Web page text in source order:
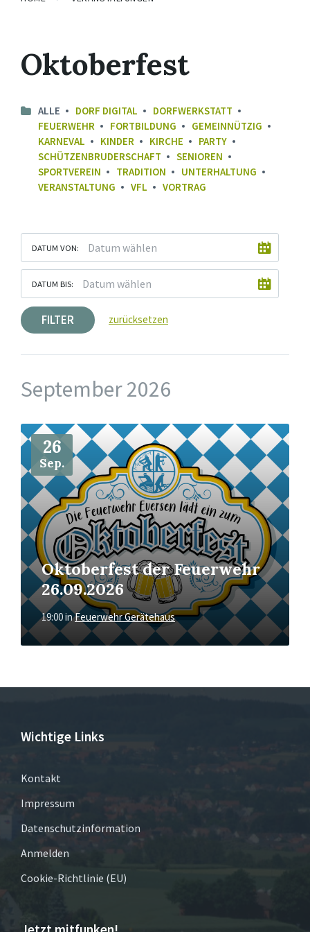
Oktoberfest
ALLE DORF DIGITAL
DORFWERKSTATT
FEUERWEHR
FORTBILDUNG
GEMEINNÜTZIG
KARNEVAL
KINDER KIRCHE
PARTY
SCHÜTZENBRUDERSCHAFT
SENIOREN
SPORTVEREIN
TRADITION
UNTERHALTUNG
VERANSTALTUNG
VFL VORTRAG
DATUM VON:
DATUM BIS:
FILTER zurücksetzen
September 2026
26
Sep.
Oktoberfest der Feuerwehr
26.09.2026
19:00inFeuerwehr Gerätehaus
Mehr
Wichtige Links
Kontakt
Impressum
Datenschutzinformation
Anmelden
Cookie-Richtlinie (EU)